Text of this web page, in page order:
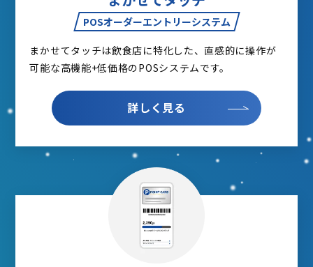
POSオーダーエントリーシステム
まかせてタッチは飲食店に特化した、直感的に操作が
可能な高機能+低価格のPOSシステムです。
詳しく見る